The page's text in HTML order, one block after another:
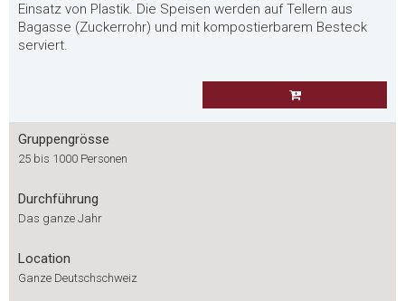
Einsatz von Plastik. Die Speisen werden auf Tellern aus
Bagasse (Zuckerrohr) und mit kompostierbarem Besteck
serviert.
Gruppengrösse
25 bis 1000 Personen
Durchführung
Das ganze Jahr
Location
Ganze Deutschschweiz